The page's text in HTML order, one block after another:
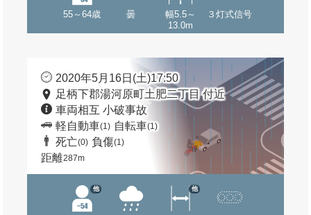
55～64歳 曇
幅5.5～
13.0m
３灯式信号
2020年5月16日(土)17:50
足柄下郡湯河原町土肥二丁目 付近
車両相互 小破事故
軽自動車(1) 自転車(1)
死亡(0) 負傷(1)
距離287m
他 他